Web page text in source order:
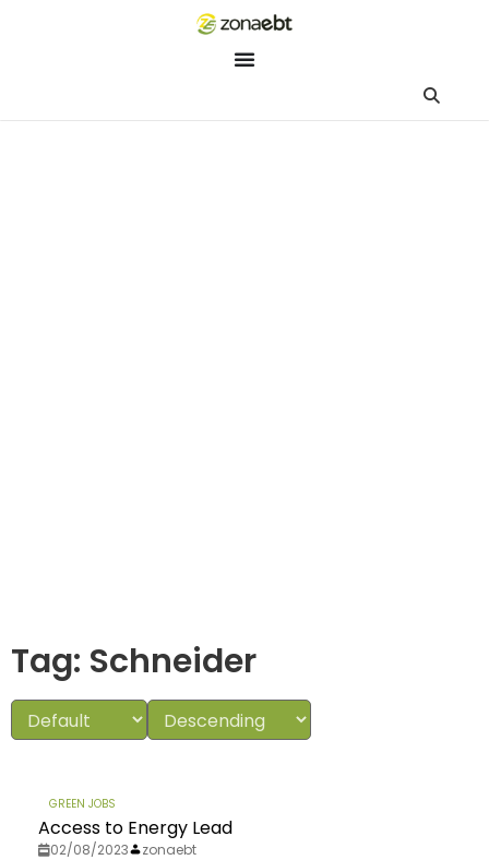
Tag: Schneider
GREEN JOBS
Access to Energy Lead
02/08/2023 zonaebt